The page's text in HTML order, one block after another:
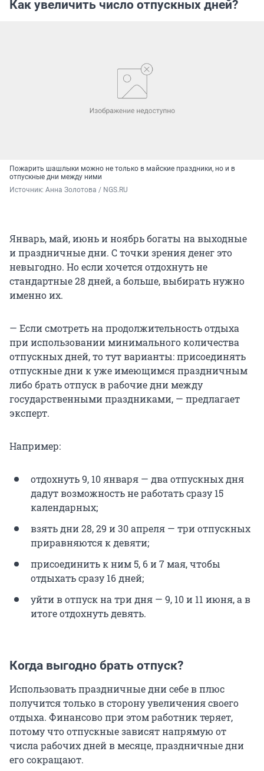
Как увеличить число отпускных дней?
Пожарить шашлыки можно не только в майские праздники, но и в
отпускные дни между ними
Источник: Анна Золотова / NGS.RU
Январь, май, июнь и ноябрь богаты на выходные
и праздничные дни. С точки зрения денег это
невыгодно. Но если хочется отдохнуть не
стандартные 28 дней, а больше, выбирать нужно
именно их.
— Если смотреть на продолжительность отдыха
при использовании минимального количества
отпускных дней, то тут варианты: присоединять
отпускные дни к уже имеющимся праздничным
либо брать отпуск в рабочие дни между
государственными праздниками, — предлагает
эксперт.
Например:
отдохнуть 9, 10 января — два отпускных дня
дадут возможность не работать сразу 15
календарных;
взять дни 28, 29 и 30 апреля — три отпускных
приравняются к девяти;
присоединить к ним 5, 6 и 7 мая, чтобы
отдыхать сразу 16 дней;
уйти в отпуск на три дня — 9, 10 и 11 июня, а в
итоге отдохнуть девять.
Когда выгодно брать отпуск?
Использовать праздничные дни себе в плюс
получится только в сторону увеличения своего
отдыха. Финансово при этом работник теряет,
потому что отпускные зависят напрямую от
числа рабочих дней в месяце, праздничные дни
его сокращают.